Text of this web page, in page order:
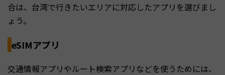
合は、台湾で行きたいエリアに対応したアプリを選びまし
ょう。
eSIMアプリ
交通情報アプリやルート検索アプリなどを使うためには、